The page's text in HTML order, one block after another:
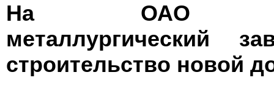
На ОАО
металлургический
строительство новой